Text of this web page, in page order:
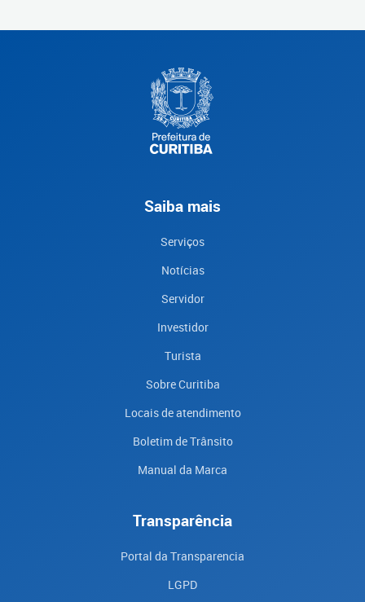
Saiba mais
Serviços
Notícias
Servidor
Investidor
Turista
Sobre Curitiba
Locais de atendimento
Boletim de Trânsito
Manual da Marca
Transparência
Portal da Transparencia
LGPD